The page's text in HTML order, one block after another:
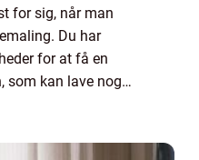
for sig, når man
Du har
for at få en
som kan lave noget